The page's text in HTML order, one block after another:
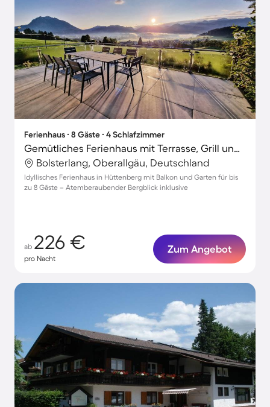
Ferienhaus ∙ 8 Gäste ∙ 4 Schlafzimmer
Gemütliches Ferienhaus mit Terrasse, Grill und Garten | Bergblick
Bolsterlang, Oberallgäu, Deutschland
Idyllisches Ferienhaus in Hüttenberg mit Balkon und Garten für bis
zu 8 Gäste – Atemberaubender Bergblick inklusive
ab 226 €
pro Nacht
Zum Angebot